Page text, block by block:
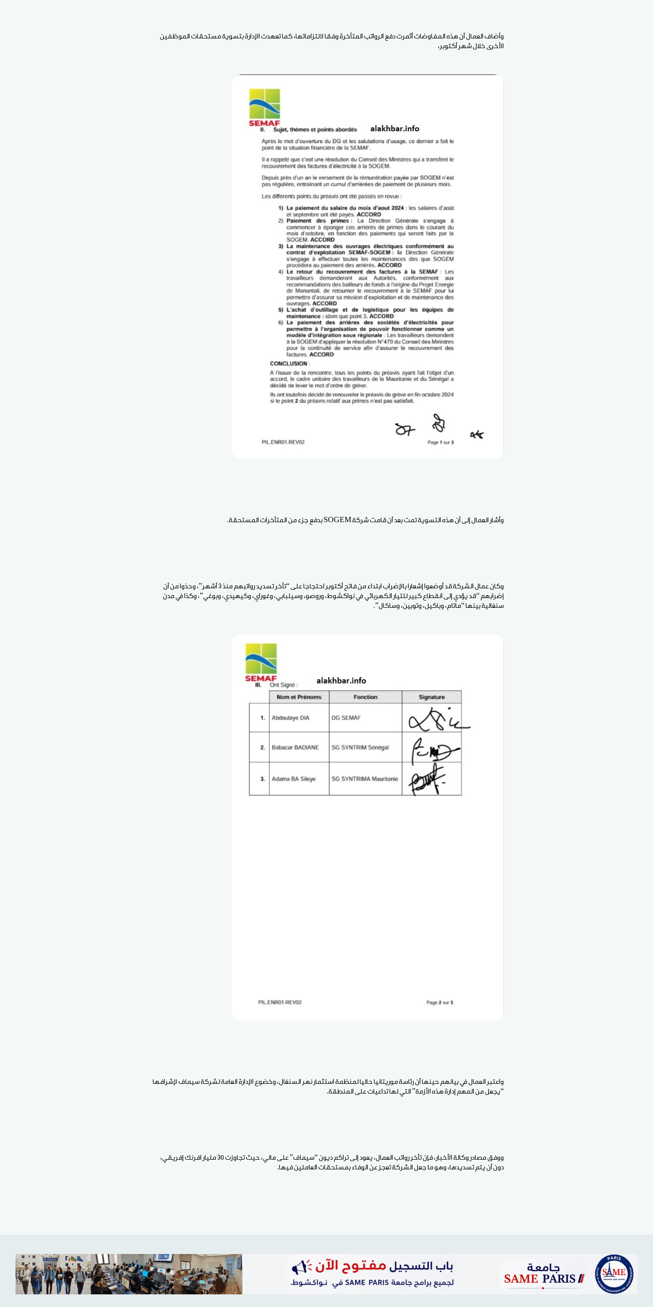
وأضاف العمال أن هذه المفاوضات أثمرت دفع الرواتب المتأخرة وفقا لالتزاماتها، كما تعهدت الإدارة بتسوية مستحقات الموظفين
الأخرى خلال شهر أكتوبر،
وأشار العمال إلى أن هذه التسوية تمت بعد أن قامت شركة SOGEM بدفع جزء من المتأخرات المستحقة.
وكان عمال الشركة قد أوضعوا إشعارا بالإضراب ابتداء من فاتح أكتوبر احتجاجا على “تأخر تسديد رواتبهم منذ 3 أشهر”، وحذوا من أن
إضرابهم “قد يؤدي إلى انقطاع كبير للتيار الكهربائي في نواكشوط، وروصو، وسيلبابي، وغوراي، وكيهيدي، وبوغي”، وكذا في مدن
سنغالية بينها “ماتام، وباكيل، وتوبين، وساكال”.
واعتبر العمال في بيانهم حينها أن رئاسة موريتانيا حاليا لمنظمة استثمار نهر السنغال، وخضوع الإدارة العامة لشركة سيماف لإشرافها
“يجعل من المهم إدارة هذه الأزمة” التي لها تداعيات على المنطقة.
ووفق مصادر وكالة الأخبار، فإن تأخر رواتب العمال، يعود إلى تراكم ديون “سيماف” على مالي، حيث تجاوزت 30 مليار افرنك إفريقي،
دون أن يتم تسديدها، وهو ما جعل الشركة تعجز عن الوفاء بمستحقات العاملين فيها.